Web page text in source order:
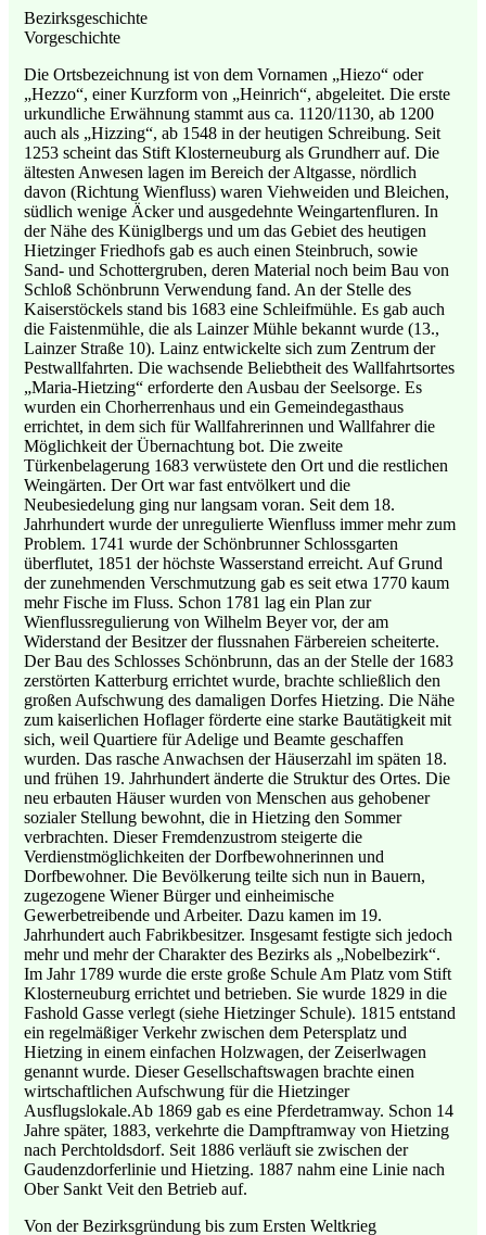
Bezirksgeschichte
Vorgeschichte
Die Ortsbezeichnung ist von dem Vornamen „Hiezo“ oder
„Hezzo“, einer Kurzform von „Heinrich“, abgeleitet. Die erste
urkundliche Erwähnung stammt aus ca. 1120/1130, ab 1200
auch als „Hizzing“, ab 1548 in der heutigen Schreibung. Seit
1253 scheint das Stift Klosterneuburg als Grundherr auf. Die
ältesten Anwesen lagen im Bereich der Altgasse, nördlich
davon (Richtung Wienfluss) waren Viehweiden und Bleichen,
südlich wenige Äcker und ausgedehnte Weingartenfluren. In
der Nähe des Küniglbergs und um das Gebiet des heutigen
Hietzinger Friedhofs gab es auch einen Steinbruch, sowie
Sand- und Schottergruben, deren Material noch beim Bau von
Schloß Schönbrunn Verwendung fand. An der Stelle des
Kaiserstöckels stand bis 1683 eine Schleifmühle. Es gab auch
die Faistenmühle, die als Lainzer Mühle bekannt wurde (13.,
Lainzer Straße 10). Lainz entwickelte sich zum Zentrum der
Pestwallfahrten. Die wachsende Beliebtheit des Wallfahrtsortes
„Maria-Hietzing“ erforderte den Ausbau der Seelsorge. Es
wurden ein Chorherrenhaus und ein Gemeindegasthaus
errichtet, in dem sich für Wallfahrerinnen und Wallfahrer die
Möglichkeit der Übernachtung bot. Die zweite
Türkenbelagerung 1683 verwüstete den Ort und die restlichen
Weingärten. Der Ort war fast entvölkert und die
Neubesiedelung ging nur langsam voran. Seit dem 18.
Jahrhundert wurde der unregulierte Wienfluss immer mehr zum
Problem. 1741 wurde der Schönbrunner Schlossgarten
überflutet, 1851 der höchste Wasserstand erreicht. Auf Grund
der zunehmenden Verschmutzung gab es seit etwa 1770 kaum
mehr Fische im Fluss. Schon 1781 lag ein Plan zur
Wienflussregulierung von Wilhelm Beyer vor, der am
Widerstand der Besitzer der flussnahen Färbereien scheiterte.
Der Bau des Schlosses Schönbrunn, das an der Stelle der 1683
zerstörten Katterburg errichtet wurde, brachte schließlich den
großen Aufschwung des damaligen Dorfes Hietzing. Die Nähe
zum kaiserlichen Hoflager förderte eine starke Bautätigkeit mit
sich, weil Quartiere für Adelige und Beamte geschaffen
wurden. Das rasche Anwachsen der Häuserzahl im späten 18.
und frühen 19. Jahrhundert änderte die Struktur des Ortes. Die
neu erbauten Häuser wurden von Menschen aus gehobener
sozialer Stellung bewohnt, die in Hietzing den Sommer
verbrachten. Dieser Fremdenzustrom steigerte die
Verdienstmöglichkeiten der Dorfbewohnerinnen und
Dorfbewohner. Die Bevölkerung teilte sich nun in Bauern,
zugezogene Wiener Bürger und einheimische
Gewerbetreibende und Arbeiter. Dazu kamen im 19.
Jahrhundert auch Fabrikbesitzer. Insgesamt festigte sich jedoch
mehr und mehr der Charakter des Bezirks als „Nobelbezirk“.
Im Jahr 1789 wurde die erste große Schule Am Platz vom Stift
Klosterneuburg errichtet und betrieben. Sie wurde 1829 in die
Fashold Gasse verlegt (siehe Hietzinger Schule). 1815 entstand
ein regelmäßiger Verkehr zwischen dem Petersplatz und
Hietzing in einem einfachen Holzwagen, der Zeiserlwagen
genannt wurde. Dieser Gesellschaftswagen brachte einen
wirtschaftlichen Aufschwung für die Hietzinger
Ausflugslokale.Ab 1869 gab es eine Pferdetramway. Schon 14
Jahre später, 1883, verkehrte die Dampftramway von Hietzing
nach Perchtoldsdorf. Seit 1886 verläuft sie zwischen der
Gaudenzdorferlinie und Hietzing. 1887 nahm eine Linie nach
Ober Sankt Veit den Betrieb auf.
Von der Bezirksgründung bis zum Ersten Weltkrieg